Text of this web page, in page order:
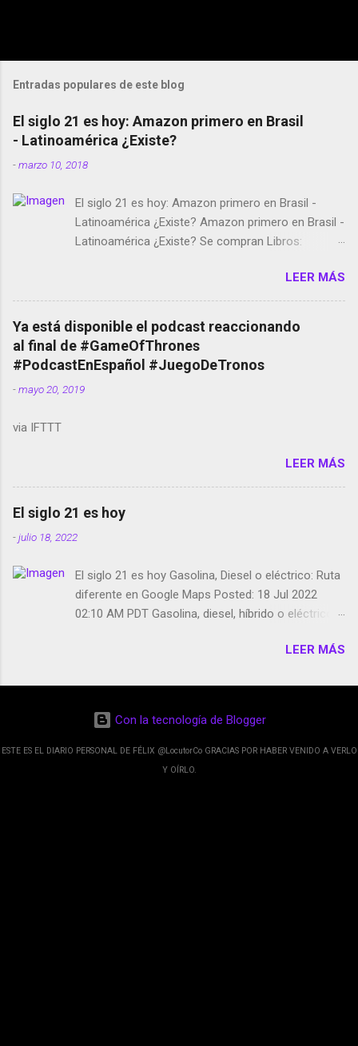
Entradas populares de este blog
El siglo 21 es hoy: Amazon primero en Brasil
- Latinoamérica ¿Existe?
-marzo 10, 2018
El siglo 21 es hoy: Amazon primero en Brasil -
Latinoamérica ¿Existe? Amazon primero en Brasil -
Latinoamérica ¿Existe? Se compran Libros:
temporada de Black Mirror Twitter deja de verificar
cuentas Responden los fotógrafos Brian May y el
copyright en Instagram Música y vídeo selfies en la
red social Riddley Scott saca a Kevin Spacey de su
película Francisco regaña a los que usan el
smartphone en sus misas La serie de la Tierra
Media GoBee - StartUp de bicicletas de alquiler
Live Photos en Google Photos Llegando Partimos
Dictados en Android El tamaño y su importancia...
LEER MÁS
Ya está disponible el podcast reaccionando
al final de #GameOfThrones
#PodcastEnEspañol #JuegoDeTronos
-mayo 20, 2019
via IFTTT
LEER MÁS
El siglo 21 es hoy
-julio 18, 2022
El siglo 21 es hoy Gasolina, Diesel o eléctrico: Ruta
diferente en Google Maps Posted: 18 Jul 2022
02:10 AM PDT Gasolina, diesel, híbrido o eléctrico:
de esos sentidos es lo que hacen los
desarrolladores de Alphabet, la compañía matriz
de Google; y por el otro lado tenemos el
crecimiento de Google Maps con lo que
informamos los usuarios reseñas del lugares
LEER MÁS
Con la tecnología de Blogger
ESTE ES EL DIARIO PERSONAL DE FÉLIX @LocutorCo GRACIAS POR HABER VENIDO A VERLO
Y OÍRLO.